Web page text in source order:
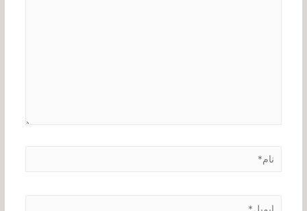
نام*
ایمیل*